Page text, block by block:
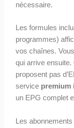
nécessaire.
Les formules
programmes)
vos chaînes.
qui arrive
proposent pas
service premium
un EPG complet
Les